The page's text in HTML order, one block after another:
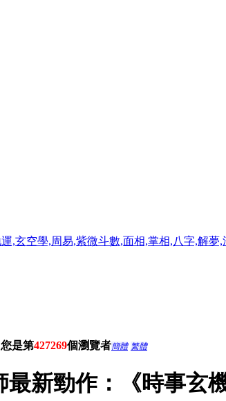
,玄空學,周易,紫微斗數,面相,掌相,八字,解夢
您是第427269個瀏覽者簡體 繁體
最新勁作：《時事玄